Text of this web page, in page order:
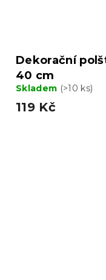
Dekorační
40 cm
Skladem (>10 ks)
119 Kč